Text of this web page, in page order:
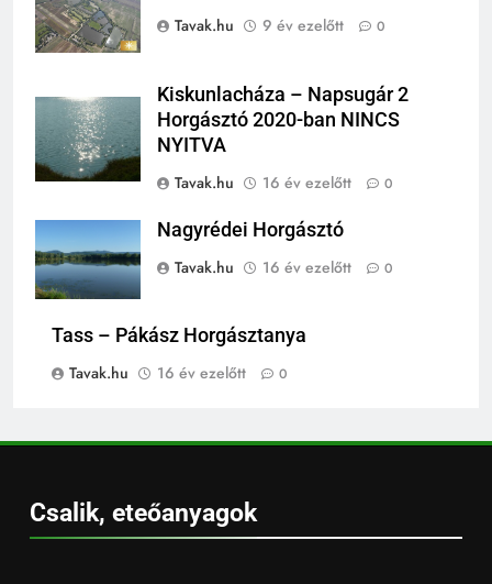
Tavak.hu
9 év ezelőtt 0
Kiskunlacháza – Napsugár 2
Horgásztó 2020-ban NINCS
NYITVA
Tavak.hu
16 év ezelőtt 0
Nagyrédei Horgásztó
Tavak.hu
16 év ezelőtt 0
Tass – Pákász Horgásztanya
Tavak.hu
16 év ezelőtt 0
Csalik, eteőanyagok